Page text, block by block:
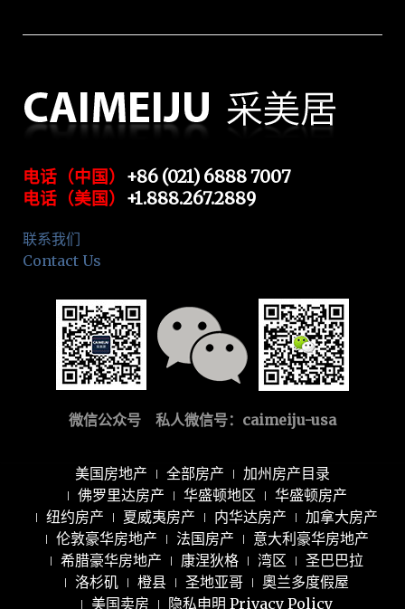
电话（中国） +86 (021) 6888 7007
电话（美国） +1.888.267.2889
联系我们
Contact Us
微信公众号 私人微信号： caimeiju-usa
美国房地产 全部房产
加州房产目录
佛罗里达房产
华盛顿地区
华盛顿房产
纽约房产
夏威夷房产 内华达房产
加拿大房产
伦敦豪华房地产
法国房产
意大利豪华房地产
希腊豪华房地产
康涅狄格 湾区
圣巴巴拉
洛杉矶
橙县 圣地亚哥
奧兰多度假屋
美国卖房
隐私申明 Privacy Policy